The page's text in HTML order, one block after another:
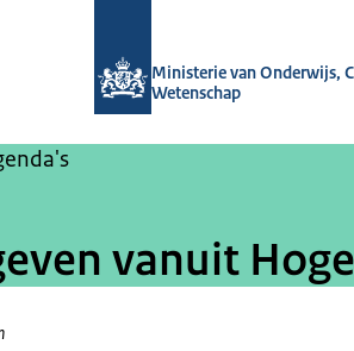
Ministerie van Onderwijs,
Wetenschap
vanuit